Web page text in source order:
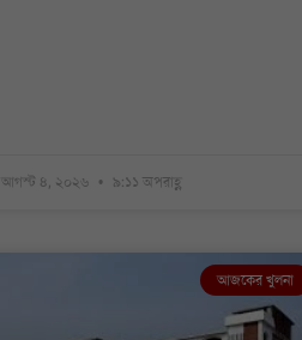
আগস্ট ৪, ২০২৬ ৯:১১ অপরাহ্ণ
আজকের খুলনা